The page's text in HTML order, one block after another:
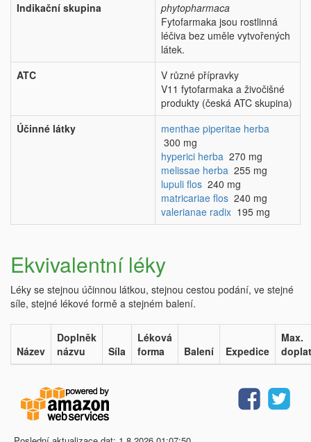
Indikační skupina
phytopharmaca
Fytofarmaka jsou rostlinná
léčiva bez uměle vytvořených
látek.
ATC
V různé přípravky
V11 fytofarmaka a živočišné
produkty (česká ATC skupina)
Účinné látky
menthae piperitae herba
300 mg
hyperici herba 270 mg
melissae herba 255 mg
lupuli flos 240 mg
matricariae flos 240 mg
valerianae radix 195 mg
Ekvivalentní léky
Léky se stejnou účinnou látkou, stejnou cestou podání, ve stejné
síle, stejné lékové formě a stejném balení.
Název
Doplněk
názvu
Síla
Léková
forma
Balení Expedice
Max.